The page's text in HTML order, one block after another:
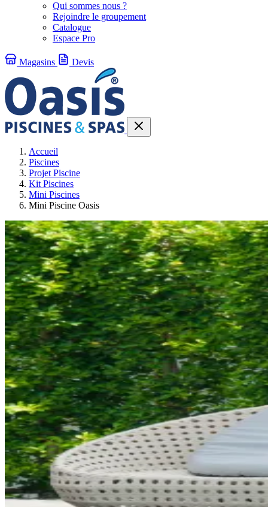
Qui sommes nous ?
Rejoindre le groupement
Catalogue
Espace Pro
Magasins Devis
Accueil
Piscines
Projet Piscine
Kit Piscines
Mini Piscines
Mini Piscine Oasis